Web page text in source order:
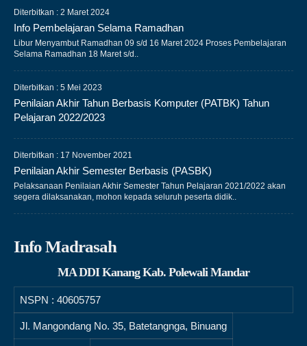
Diterbitkan : 2 Maret 2024
Info Pembelajaran Selama Ramadhan
Libur Menyambut Ramadhan 09 s/d 16 Maret 2024 Proses Pembelajaran
Selama Ramadhan 18 Maret s/d..
Diterbitkan : 5 Mei 2023
Penilaian Akhir Tahun Berbasis Komputer (PATBK) Tahun
Pelajaran 2022/2023
Diterbitkan : 17 November 2021
Penilaian Akhir Semester Berbasis (PASBK)
Pelaksanaan Penilaian Akhir Semester Tahun Pelajaran 2021/2022 akan
segera dilaksanakan, mohon kepada seluruh peserta didik..
Info Madrasah
MA DDI Kanang Kab. Polewali Mandar
NSPN : 40605757
Jl. Mangondang No. 35, Batetangnga, Binuang